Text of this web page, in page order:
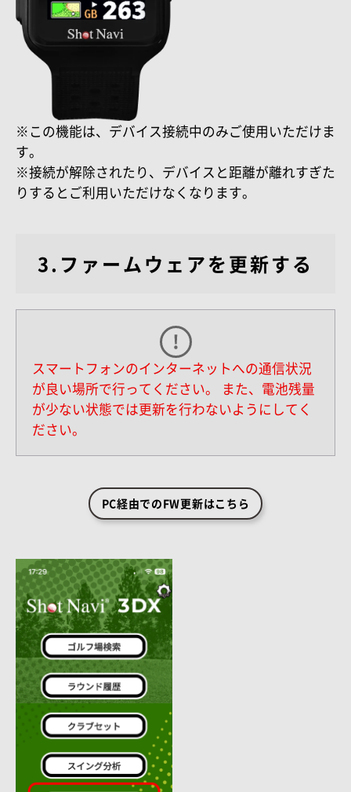
※この機能は、デバイス接続中のみご使用いただけま
す。
※接続が解除されたり、デバイスと距離が離れすぎた
りするとご利用いただけなくなります。
3.ファームウェアを更新する
スマートフォンのインターネットへの通信状況
が良い場所で行ってください。
また、電池残量
が少ない状態では更新を行わないようにしてく
ださい。
PC経由でのFW更新はこちら